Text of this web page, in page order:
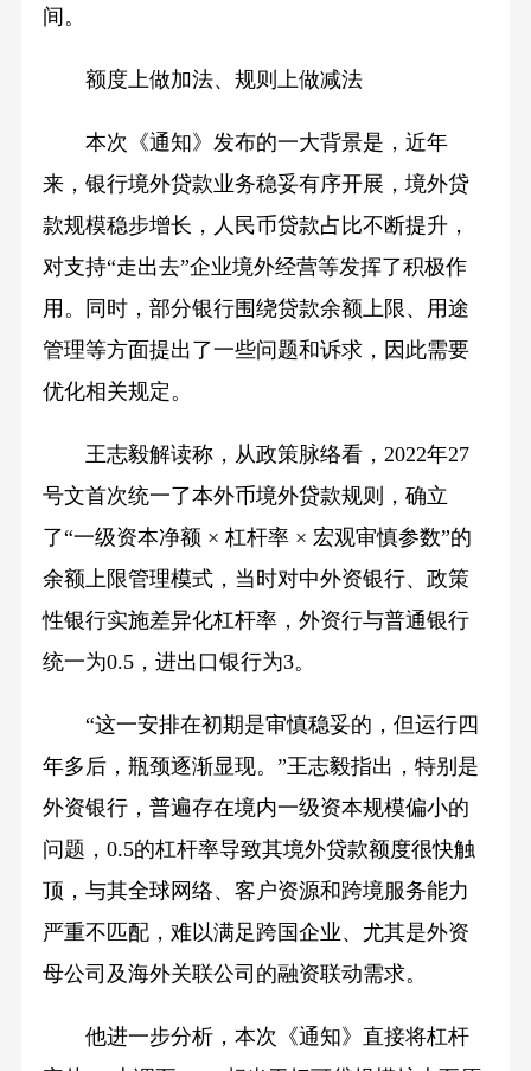
间。
额度上做加法、规则上做减法
本次《通知》发布的一大背景是，近年
来，银行境外贷款业务稳妥有序开展，境外贷
款规模稳步增长，人民币贷款占比不断提升，
对支持“走出去”企业境外经营等发挥了积极作
用。同时，部分银行围绕贷款余额上限、用途
管理等方面提出了一些问题和诉求，因此需要
优化相关规定。
王志毅解读称，从政策脉络看，2022年27
号文首次统一了本外币境外贷款规则，确立
了“一级资本净额 × 杠杆率 × 宏观审慎参数”的
余额上限管理模式，当时对中外资银行、政策
性银行实施差异化杠杆率，外资行与普通银行
统一为0.5，进出口银行为3。
“这一安排在初期是审慎稳妥的，但运行四
年多后，瓶颈逐渐显现。”王志毅指出，特别是
外资银行，普遍存在境内一级资本规模偏小的
问题，0.5的杠杆率导致其境外贷款额度很快触
顶，与其全球网络、客户资源和跨境服务能力
严重不匹配，难以满足跨国企业、尤其是外资
母公司及海外关联公司的融资联动需求。
他进一步分析，本次《通知》直接将杠杆